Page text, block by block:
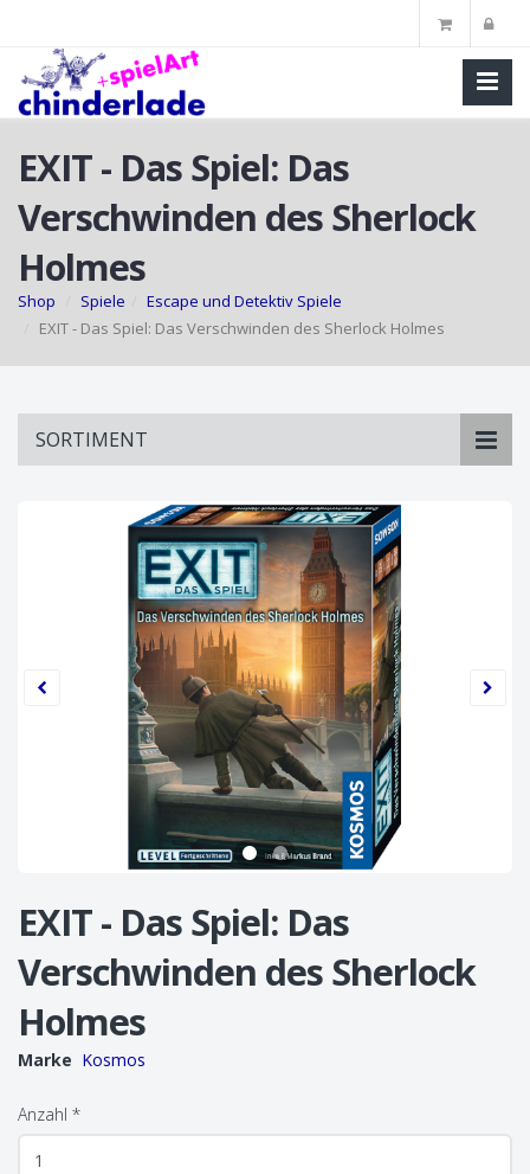
EXIT - Das Spiel: Das
Verschwinden des Sherlock
Holmes
Shop Spiele
Escape und Detektiv Spiele
EXIT - Das Spiel: Das Verschwinden des Sherlock Holmes
SORTIMENT
EXIT - Das Spiel: Das
Verschwinden des Sherlock
Holmes
Marke Kosmos
Anzahl *